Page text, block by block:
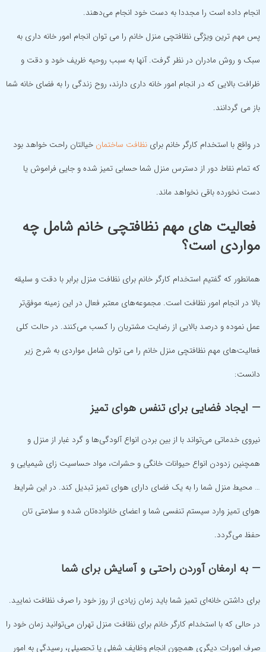
انجام داده است را مجددا به دست خود انجام می‌دهند.
پس مهم ترین ویژگی نظافتچی منزل خانم را می توان انجام امور خانه داری به
سبک و روش مادران در نظر گرفت. آنها به سبب روحیه ظریف خود و دقت و
ظرافت بالایی که در انجام امور خانه داری دارند، روح زندگی را به فضای خانه شما
باز می گردانند.
در واقع با استخدام کارگر خانم برای نظافت ساختمان خیالتان راحت خواهد بود
که تمام نقاط دور از دسترس منزل شما حسابی تمیز شده و جایی فراموش یا
دست نخورده باقی نخواهد ماند.
فعالیت های مهم نظافتچی خانم شامل چه
مواردی است؟
همانطور که گفتیم استخدام کارگر خانم برای نظافت منزل برابر با دقت و سلیقه
بالا در انجام امور نظافت است. مجموعه‌های معتبر فعال در این زمینه موفق‌تر
عمل نموده و درصد بالایی از رضایت مشتریان را کسب می‌کنند. در حالت کلی
فعالیت‌های مهم نظافتچی منزل خانم را می توان شامل مواردی به شرح زیر
دانست:
— ایجاد فضایی برای تنفس هوای تمیز
نیروی خدماتی می‌تواند با از بین بردن انواع آلودگی‌ها و گرد غبار از منزل و
همچنین زدودن انواع حیوانات خانگی و حشرات، مواد حساسیت زای شیمیایی و
… محیط منزل شما را به یک فضای دارای هوای تمیز تبدیل کند. در این شرایط
هوای تمیز وارد سیستم تنفسی شما و اعضای خانواده‌تان شده و سلامتی تان
حفظ می‌گردد.
— به ارمغان آوردن راحتی و آسایش برای شما
برای داشتن خانه‌ای تمیز شما باید زمان زیادی از روز خود را صرف نظافت نمایید.
در حالی که با استخدام کارگر خانم برای نظافت منزل تهران می‌توانید زمان خود را
صرف امورات دیگری همچون انجام وظایف شغلی یا تحصیلی، رسیدگی به امور